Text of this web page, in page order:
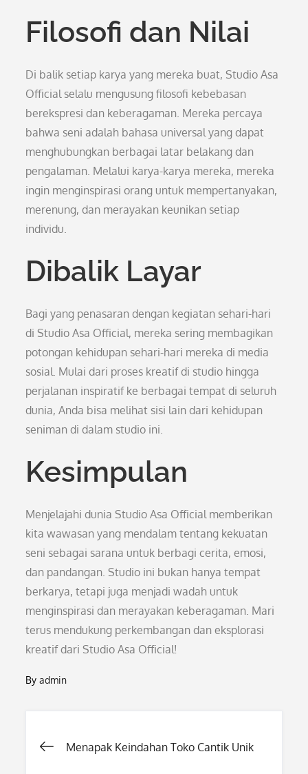
Filosofi dan Nilai
Di balik setiap karya yang mereka buat, Studio Asa
Official selalu mengusung filosofi kebebasan
berekspresi dan keberagaman. Mereka percaya
bahwa seni adalah bahasa universal yang dapat
menghubungkan berbagai latar belakang dan
pengalaman. Melalui karya-karya mereka, mereka
ingin menginspirasi orang untuk mempertanyakan,
merenung, dan merayakan keunikan setiap
individu.
Dibalik Layar
Bagi yang penasaran dengan kegiatan sehari-hari
di Studio Asa Official, mereka sering membagikan
potongan kehidupan sehari-hari mereka di media
sosial. Mulai dari proses kreatif di studio hingga
perjalanan inspiratif ke berbagai tempat di seluruh
dunia, Anda bisa melihat sisi lain dari kehidupan
seniman di dalam studio ini.
Kesimpulan
Menjelajahi dunia Studio Asa Official memberikan
kita wawasan yang mendalam tentang kekuatan
seni sebagai sarana untuk berbagi cerita, emosi,
dan pandangan. Studio ini bukan hanya tempat
berkarya, tetapi juga menjadi wadah untuk
menginspirasi dan merayakan keberagaman. Mari
terus mendukung perkembangan dan eksplorasi
kreatif dari Studio Asa Official!
Byadmin
Post
Menapak Keindahan Toko Cantik Unik